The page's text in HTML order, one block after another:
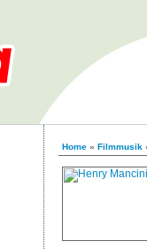
Home » Filmmusik